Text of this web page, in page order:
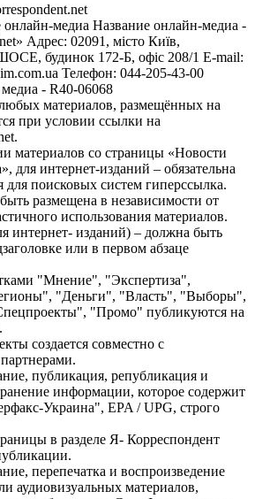
онлайн-медиа Название онлайн-медиа -
Адрес: 02091, місто Київ,
будинок 172-Б, офіс 208/1 E-mail:
Телефон: 044-205-43-00
- R40-06068
материалов, размещённых на
при условии ссылки на
материалов со страницы «Новости
для интернет-изданий – обязательна
для поисковых систем гиперссылка.
размещена в независимости от
использования материалов.
интернет- изданий) – должна быть
или в первом абзаце
"Мнение", "Экспертиза",
"Деньги", "Власть", "Выборы",
"Промо" публикуются на
создается совместно с
публикация, републикация и
информации, которое содержит
Украина", EPA / UPG, строго
в разделе Я- Корреспондент
перепечатка и воспроизведение
аудиовизуальных материалов,